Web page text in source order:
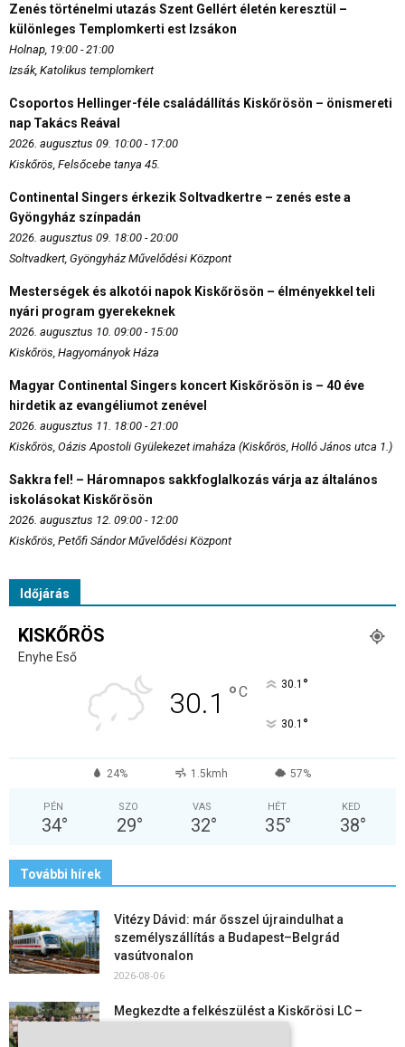
Zenés történelmi utazás Szent Gellért életén keresztül –
különleges Templomkerti est Izsákon
Holnap, 19:00 - 21:00
Izsák, Katolikus templomkert
Csoportos Hellinger-féle családállítás Kiskőrösön – önismereti
nap Takács Reával
2026. augusztus 09. 10:00 - 17:00
Kiskőrös, Felsőcebe tanya 45.
Continental Singers érkezik Soltvadkertre – zenés este a
Gyöngyház színpadán
2026. augusztus 09. 18:00 - 20:00
Soltvadkert, Gyöngyház Művelődési Központ
Mesterségek és alkotói napok Kiskőrösön – élményekkel teli
nyári program gyerekeknek
2026. augusztus 10. 09:00 - 15:00
Kiskőrös, Hagyományok Háza
Magyar Continental Singers koncert Kiskőrösön is – 40 éve
hirdetik az evangéliumot zenével
2026. augusztus 11. 18:00 - 21:00
Kiskőrös, Oázis Apostoli Gyülekezet imaháza (Kiskőrös, Holló János utca 1.)
Sakkra fel! – Háromnapos sakkfoglalkozás várja az általános
iskolásokat Kiskőrösön
2026. augusztus 12. 09:00 - 12:00
Kiskőrös, Petőfi Sándor Művelődési Központ
Időjárás
KISKŐRÖS
Enyhe Eső
30.1 °C 30.1 °
30.1 °
24% 1.5kmh 57%
PÉN
34°
SZO
29°
VAS
32°
HÉT
35°
KED
38°
További hírek
Vitézy Dávid: már ősszel újraindulhat a
személyszállítás a Budapest–Belgrád
vasútvonalon
2026-08-06
Megkezdte a felkészülést a Kiskőrösi LC –